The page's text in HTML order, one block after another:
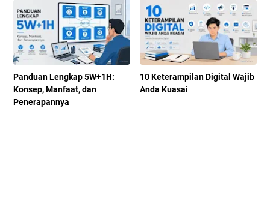
Panduan Lengkap 5W+1H:
Konsep, Manfaat, dan
Penerapannya
10 Keterampilan Digital Wajib
Anda Kuasai